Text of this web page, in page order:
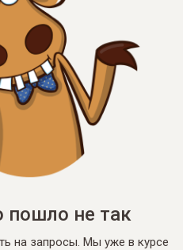
пошло не так
на запросы. Мы уже в курсе